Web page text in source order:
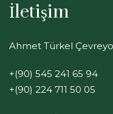
İletişim
Ahmet Türkel
+(90) 545 241 65 94
+(90) 224 711 50 05